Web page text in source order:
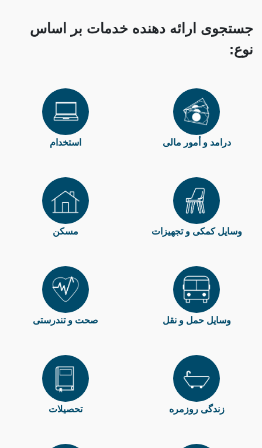
جستجوی ارائه دهنده خدمات بر اساس
نوع:
درامد و أمور مالی استخدام
وسایل کمکی و تجهیزات مسکن
وسایل حمل و نقل صحت و تندرستی
زندگی روزمره تحصیلات